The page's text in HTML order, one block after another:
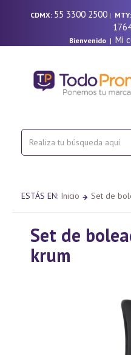
CDMX: 55 3300 2500| MTY:
Bienvenido| Mi
ESTÁS EN: Inicio Set de
Set de
krum